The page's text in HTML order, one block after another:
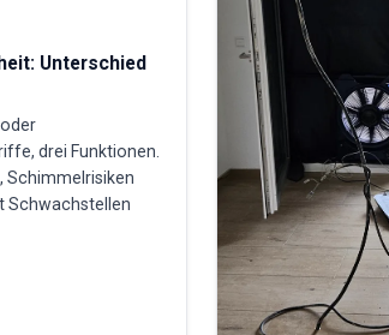
Unterschied
drei Funktionen.
Schimmelrisiken
Schwachstellen